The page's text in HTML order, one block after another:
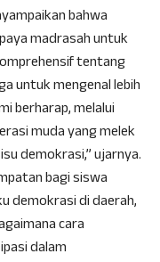
bahwa
madrasah untuk
tentang
untuk mengenal lebih
berharap, melalui
muda yang melek
demokrasi,” ujarnya.
bagi siswa
demokrasi di daerah,
cara
dalam